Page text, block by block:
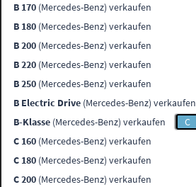
B 170 (Mercedes-Benz) verkaufen
B 180 (Mercedes-Benz) verkaufen
B 200 (Mercedes-Benz) verkaufen
B 220 (Mercedes-Benz) verkaufen
B 250 (Mercedes-Benz) verkaufen
B Electric Drive (Mercedes-Benz) verkaufen
B-Klasse (Mercedes-Benz) verkaufen
C
C 160 (Mercedes-Benz) verkaufen
C 180 (Mercedes-Benz) verkaufen
C 200 (Mercedes-Benz) verkaufen